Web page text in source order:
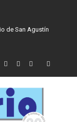
de San Agustín